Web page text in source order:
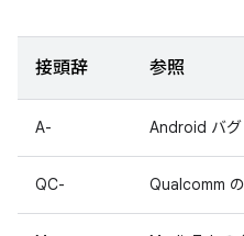
接頭辞 参照
A- Android バグ
QC- Qualcomm